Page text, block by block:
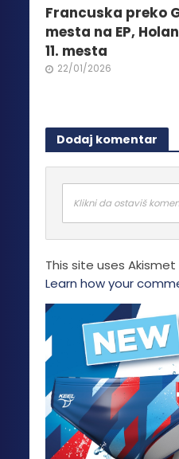
Francuska preko
mesta na EP,
11. mesta
22/01/2026
Dodaj komentar
Klikni da ostaviš
This site uses
Learn how your